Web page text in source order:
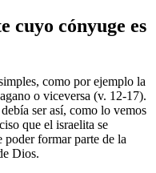
cuyo cónyuge es
como por ejemplo la
o viceversa (v. 12-17).
ser así, como lo vemos
que el israelita se
poder formar parte de la
Dios.